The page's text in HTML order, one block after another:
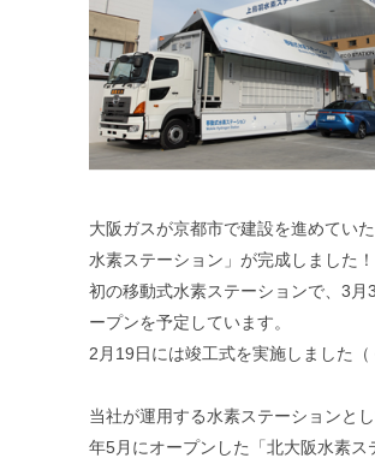
大阪ガスが京都市で建設を進めてい
水素ステーション」が完成しました
初の移動式水素ステーションで、3月
ープンを予定しています。
2月19日には竣工式を実施しました（
当社が運用する水素ステーションと
年5月にオープンした「北大阪水素ス